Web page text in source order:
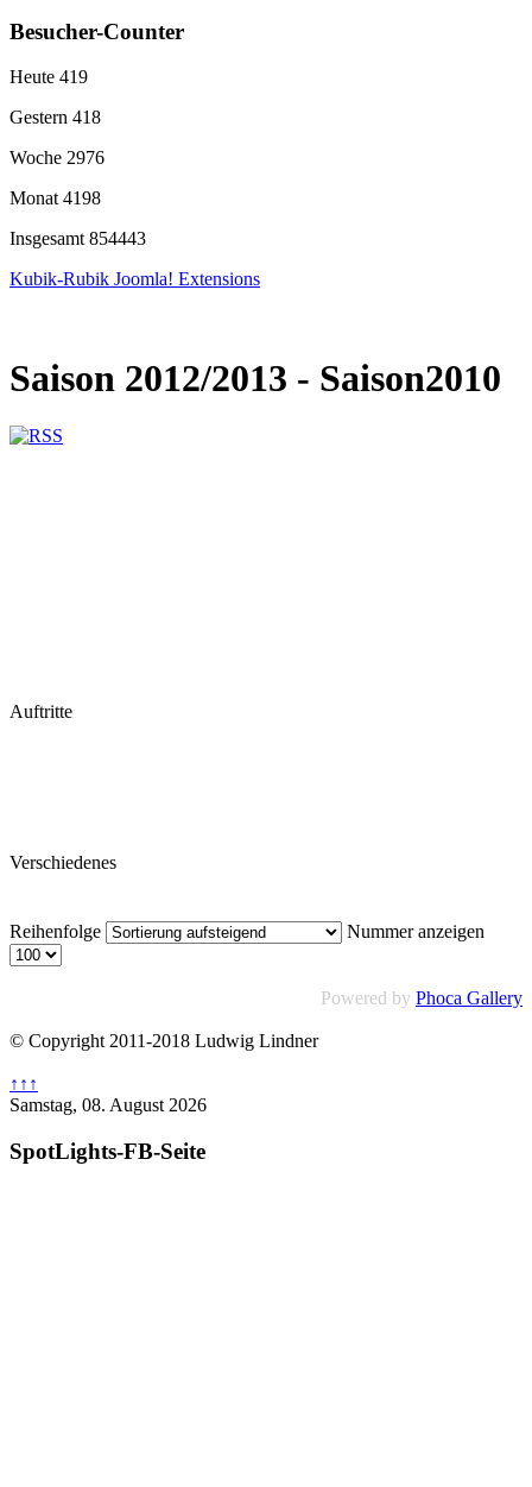
Besucher-Counter
Heute 419
Gestern 418
Woche 2976
Monat 4198
Insgesamt 854443
Kubik-Rubik Joomla! Extensions
Saison 2012/2013 - Saison2010
Auftritte
Verschiedenes
Reihenfolge Nummer anzeigen
Powered by Phoca Gallery
© Copyright 2011-2018 Ludwig Lindner
↑↑↑
Samstag, 08. August 2026
SpotLights-FB-Seite